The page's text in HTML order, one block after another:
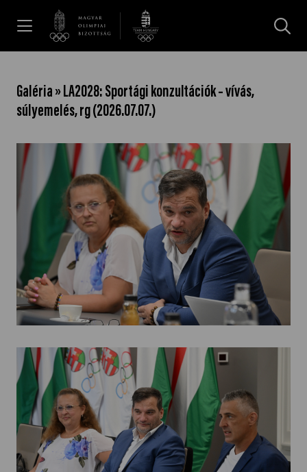
Dakar 2026
Los Angeles 2028
MOB
Kettőskarrier-program
NOB
Társszervezetek
Galéria » LA2028: Sportági konzultációk – vívás,
súlyemelés, rg (2026.07.07.)